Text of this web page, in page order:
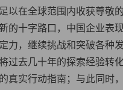
以在全球范围内收获尊敬
的十字路口，中国企业表
力，继续挑战和突破各种
过去几十年的探索经验转
真实行动指南；与此同时